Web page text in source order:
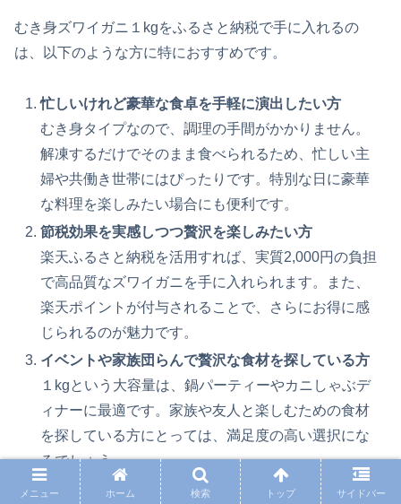
むき身ズワイガニ１kgをふるさと納税で手に入れるの
は、以下のような方に特におすすめです。
忙しいけれど豪華な食卓を手軽に演出したい方
むき身タイプなので、調理の手間がかかりません。
解凍するだけでそのまま食べられるため、忙しい主
婦や共働き世帯にはぴったりです。特別な日に豪華
な料理を楽しみたい場合にも便利です。
節税効果を実感しつつ贅沢を楽しみたい方
楽天ふるさと納税を活用すれば、実質2,000円の負担
で高品質なズワイガニを手に入れられます。また、
楽天ポイントが付与されることで、さらにお得に感
じられるのが魅力です。
イベントや家族団らんで贅沢な食材を探している方
１kgという大容量は、鍋パーティーやカニしゃぶデ
ィナーに最適です。家族や友人と楽しむための食材
を探している方にとっては、満足度の高い選択にな
るでしょう。
メニュー ホーム 検索 トップ サイドバー